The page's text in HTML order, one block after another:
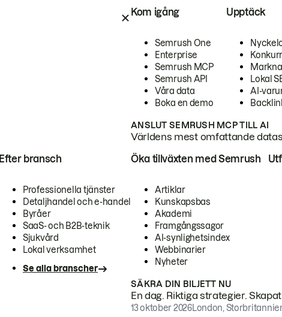
Kom igång
Semrush One
Enterprise
Semrush MCP
Semrush API
Våra data
Boka en demo
Upptäck
Lokal
AI-
ANSLUT SEMRUSH MCP TILL AI
Världens mest omfattande
Efter bransch
Professionella tjänster
Detaljhandel och e-handel
Byråer
SaaS- och B2B-teknik
Sjukvård
Lokal verksamhet
Se alla branscher
Öka tillväxten med Semrush
Artiklar
Kunskapsbas
Akademi
Framgångssagor
AI-synlighetsindex
Webbinarier
Nyheter
SÄKRA DIN BILJETT NU
En dag. Riktiga strategier.
13 oktober 2026London,